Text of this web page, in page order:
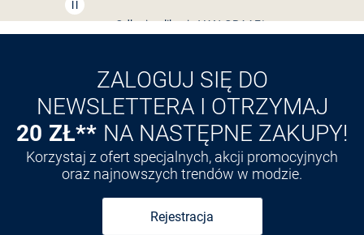
Odkryj aplikację VANGRAAF
ZALOGUJ SIĘ DO
NEWSLETTERA I OTRZYMAJ
20 ZŁ** NA NASTĘPNE ZAKUPY!
Korzystaj z ofert specjalnych, akcji promocyjnych
oraz najnowszych trendów w modzie.
Rejestracja